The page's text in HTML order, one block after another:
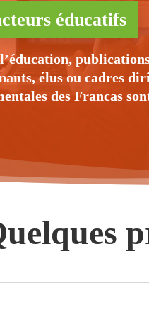
éducatifs
élus ou cadres
des Francas